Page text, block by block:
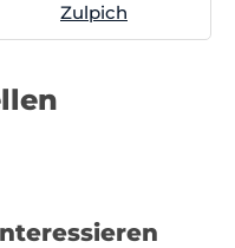
Zulpich